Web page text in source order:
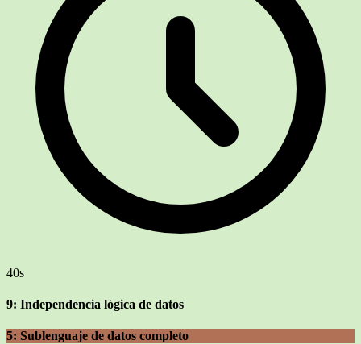
40s
9: Independencia lógica de datos
5: Sublenguaje de datos completo